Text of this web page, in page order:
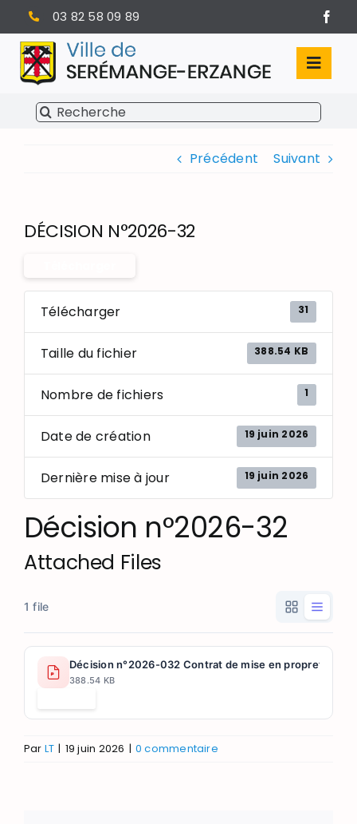
Passer
au
contenu
03 82 58 09 89
SÉRÉMANGE-ERZANGE
Rechercher:
Précédent Suivant
DÉCISION N°2026-32
Télécharger 31
Taille du fichier 388.54 KB
Nombre de fichiers 1
Date de création 19 juin 2026
Dernière mise à jour 19 juin 2026
Décision n°2026-32
Attached Files
1 file
Décision n°2026-032 Contrat de mise en propreté des
388.54 KB
Par LT | 19 juin 2026 | 0 commentaire